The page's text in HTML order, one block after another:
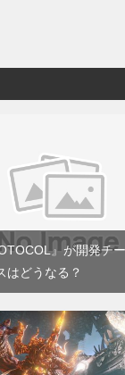
』が開発チ
はどうなる？